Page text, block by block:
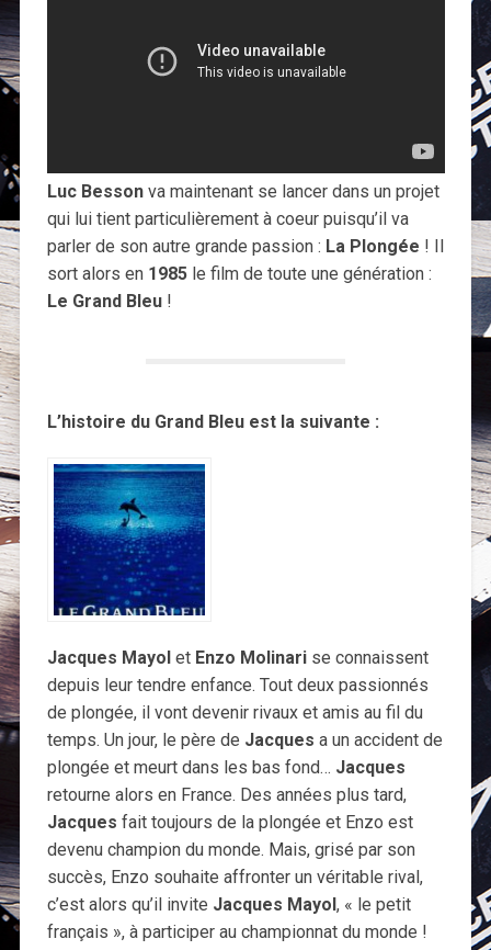
Luc Bessonva maintenant se lancer dans un projet
qui lui tient particulièrement à coeur puisqu’il va
parler de son autre grande passion : La Plongée ! Il
sort alors en 1985le film de toute une génération :
Le Grand Bleu!
L’histoire du Grand Bleu est la suivante :
Jacques Mayolet Enzo Molinarise connaissent
depuis leur tendre enfance. Tout deux passionnés
de plongée, il vont devenir rivaux et amis au fil du
temps. Un jour, le père de Jacques a un accident de
plongée et meurt dans les bas fond… Jacques
retourne alors en France. Des années plus tard,
Jacques fait toujours de la plongée et Enzo est
devenu champion du monde. Mais, grisé par son
succès, Enzo souhaite affronter un véritable rival,
c’est alors qu’il invite Jacques Mayol, « le petit
français », à participer au championnat du monde !